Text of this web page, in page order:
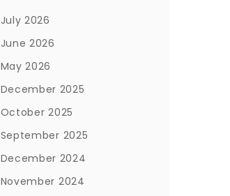
July 2026
June 2026
May 2026
December 2025
October 2025
September 2025
December 2024
November 2024